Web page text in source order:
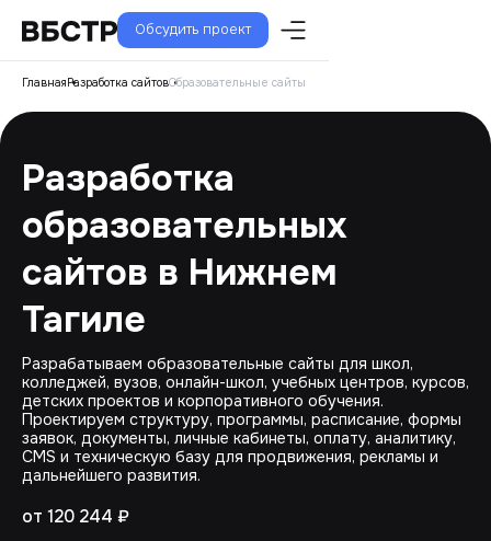
Обсудить проект
ГлавнаяРазработка сайтовОбразовательные сайты
Разработка
образовательных
сайтов в Нижнем
Тагиле
Разрабатываем образовательные сайты для школ,
колледжей, вузов, онлайн-школ, учебных центров, курсов,
детских проектов и корпоративного обучения.
Проектируем структуру, программы, расписание, формы
заявок, документы, личные кабинеты, оплату, аналитику,
CMS и техническую базу для продвижения, рекламы и
дальнейшего развития.
от 120 244 ₽